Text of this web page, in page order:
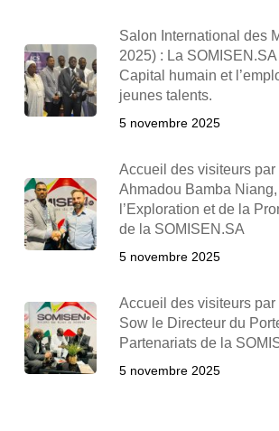
Salon International des
2025) : La
Capital humain et
jeunes talents.
5 novembre 2025
Accueil des visiteurs par
Ahmadou Bamba
l’Exploration et de la
de la SOMISEN.SA
5 novembre 2025
Accueil des visiteurs par
Sow le Directeur du
Partenariats de la
5 novembre 2025